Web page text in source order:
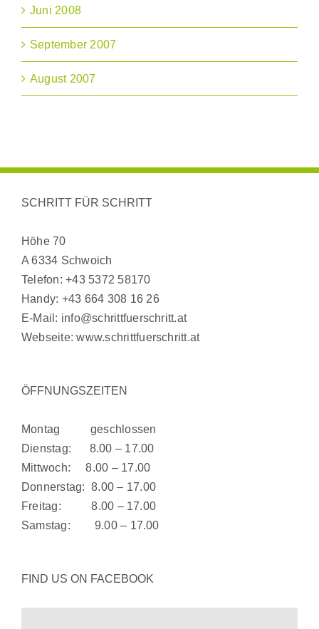
Juni 2008
September 2007
August 2007
SCHRITT FÜR SCHRITT
Höhe 70
A 6334 Schwoich
Telefon:+43 5372 58170
Handy: +43 664 308 16 26
E-Mail: info@schrittfuerschritt.at
Webseite:www.schrittfuerschritt.at
ÖFFNUNGSZEITEN
Montag geschlossen
Dienstag: 8.00 – 17.00
Mittwoch: 8.00 – 17.00
Donnerstag: 8.00 – 17.00
Freitag: 8.00 – 17.00
Samstag: 9.00 – 17.00
FIND US ON FACEBOOK